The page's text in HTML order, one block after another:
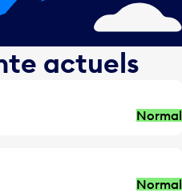
actuels
Normal
Normal